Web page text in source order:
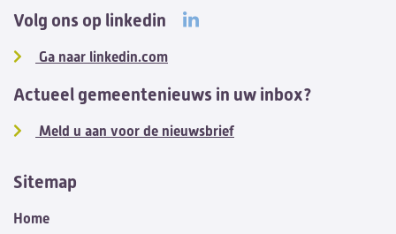
Volg ons op linkedin
Ga naar linkedin.com
Actueel gemeentenieuws in uw inbox?
Meld u aan voor de nieuwsbrief
Sitemap
Home